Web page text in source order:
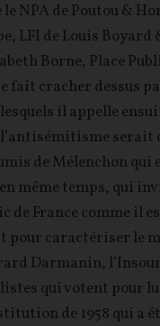
NPA de Poutou &
LFI de Louis Boyard
Borne, Place
fait cracher dessus
il appelle
serait
de Mélenchon qui
même temps, qui
de France comme il
pour caractériser le
Darmanin,
qui votent pour
de 1958 qui a